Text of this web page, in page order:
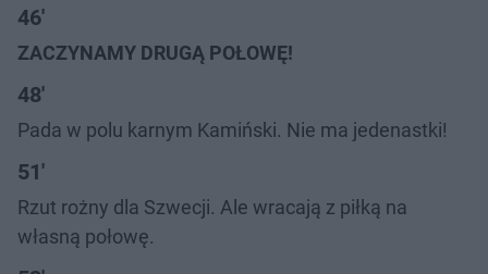
46'
ZACZYNAMY DRUGĄ POŁOWĘ!
48'
Pada w polu karnym Kamiński. Nie ma jedenastki!
51'
Rzut rożny dla Szwecji. Ale wracają z piłką na
własną połowę.